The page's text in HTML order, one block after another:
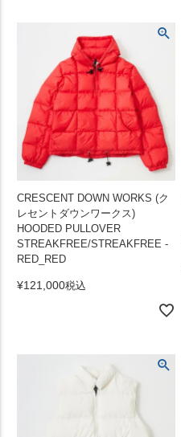
CRESCENT DOWN WORKS (ク
レセントダウンワークス)
HOODED PULLOVER
STREAKFREE/STREAKFREE -
RED_RED
¥121,000税込